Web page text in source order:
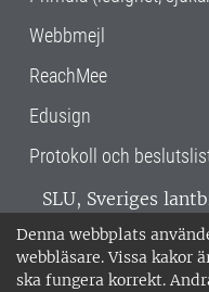
Denna webbplats
webbläsare. Vissa kakor
ska fungera korrekt.
Webbmejl
ReachMee
Edusign
Protokoll och
SLU, Sveriges
verksamhet över
Alnarp, Uppsala
miljöcertifierat